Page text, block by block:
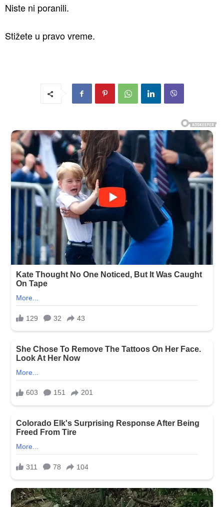
Niste ni poranili.
Stižete u pravo vreme.